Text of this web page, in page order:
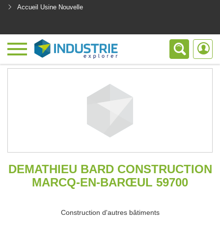
Accueil Usine Nouvelle
DEMATHIEU BARD CONSTRUCTION
MARCQ-EN-BARŒUL 59700
Construction d'autres bâtiments